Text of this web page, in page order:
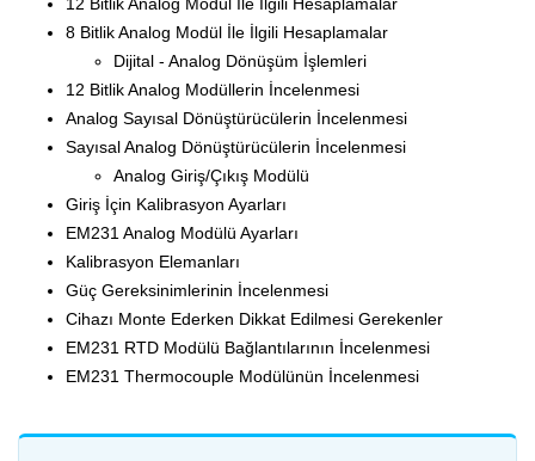
8 Bitlik Analog Modül İle İlgili Hesaplamalar
Dijital - Analog Dönüşüm İşlemleri
12 Bitlik Analog Modüllerin İncelenmesi
Analog Sayısal Dönüştürücülerin İncelenmesi
Sayısal Analog Dönüştürücülerin İncelenmesi
Analog Giriş/Çıkış Modülü
Giriş İçin Kalibrasyon Ayarları
EM231 Analog Modülü Ayarları
Kalibrasyon Elemanları
Güç Gereksinimlerinin İncelenmesi
Cihazı Monte Ederken Dikkat Edilmesi Gerekenler
EM231 RTD Modülü Bağlantılarının İncelenmesi
EM231 Thermocouple Modülünün İncelenmesi